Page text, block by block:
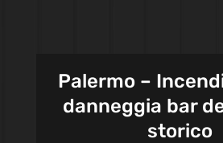
Palermo –
danneggia bar
storico